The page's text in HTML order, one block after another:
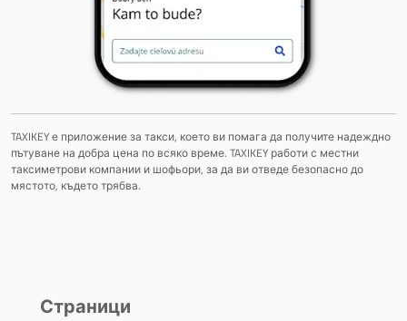
TAXIKEY е приложение за такси, което ви помага да получите надеждно
пътуване на добра цена по всяко време. TAXIKEY работи с местни
таксиметрови компании и шофьори, за да ви отведе безопасно до
мястото, където трябва.
Страници